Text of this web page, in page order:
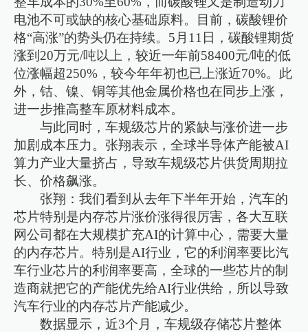
电池不可或缺的核心基础原料。目前，碳酸锂价
格“高涨”的势头仍在持续。5月11日，碳酸锂期货
涨到20万元/吨以上，较近一年前58400元/吨的低
位涨幅超250%，较今年年初也已上涨近70%。此
外，钴、镍、铜等其他金属价格也在同步上涨，
进一步推高整车原材料成本。
与此同时，车规级芯片的紧缺与涨价进一步
加剧成本压力。张翔表示，全球半导体产能被AI
算力产业大量挤占，导致车规级芯片供货周期拉
长、价格飙涨。
张翔：我们看到从去年下半年开始，汽车的
芯片特别是内存芯片涨价涨得很厉害，各大互联
网公司都在大规模扩充AI的计算中心，需要大量
的内存芯片。特别是AI行业，它的利润率要比汽
车行业芯片的利润率要高，全球的一些芯片的制
造商就把它的产能优先给AI行业供给，所以导致
汽车行业的内存芯片产能减少。
数据显示，近3个月，车规级存储芯片整体